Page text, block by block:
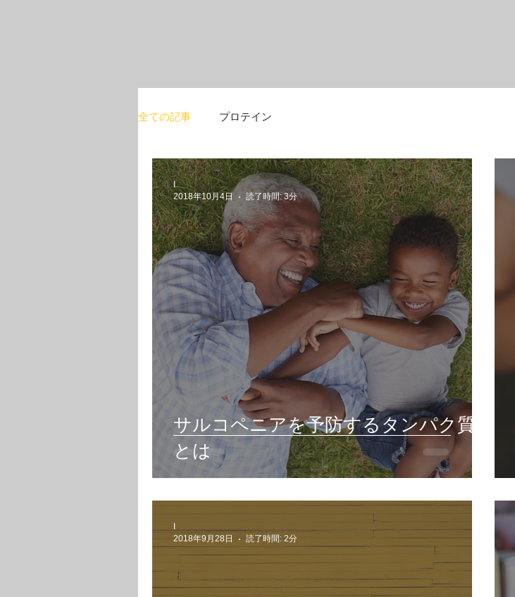
全ての記事 プロテイン
サルコペニアを予防するタンパク質
とは
I
2018年10月4日
読了時間: 3分
I
2018年9月28日
読了時間: 2分